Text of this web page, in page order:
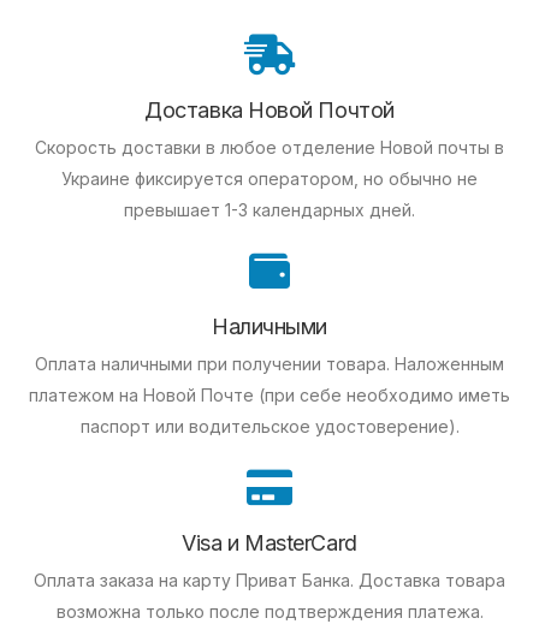
Доставка Новой Почтой
Скорость доставки в любое отделение Новой почты в
Украине фиксируется оператором, но обычно не
превышает 1-3 календарных дней.
Наличными
Оплата наличными при получении товара. Наложенным
платежом на Новой Почте (при себе необходимо иметь
паспорт или водительское удостоверение).
Visa и MasterCard
Оплата заказа на карту Приват Банка. Доставка товара
возможна только после подтверждения платежа.